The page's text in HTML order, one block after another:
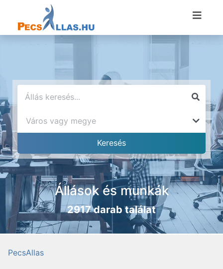
Állások és munkák
2917 darab találat
PecsAllas